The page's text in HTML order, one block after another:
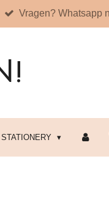
Vragen? Whatsapp
STATIONERY